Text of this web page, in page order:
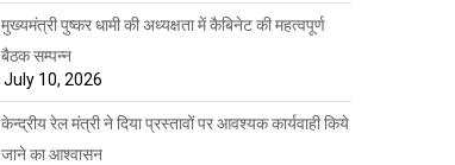
मुख्यमंत्री पुष्कर धामी की अध्यक्षता में कैबिनेट की महत्वपूर्ण
बैठक सम्पन्न
July 10, 2026
केन्द्रीय रेल मंत्री ने दिया प्रस्तावों पर आवश्यक कार्यवाही किये
जाने का आश्वासन